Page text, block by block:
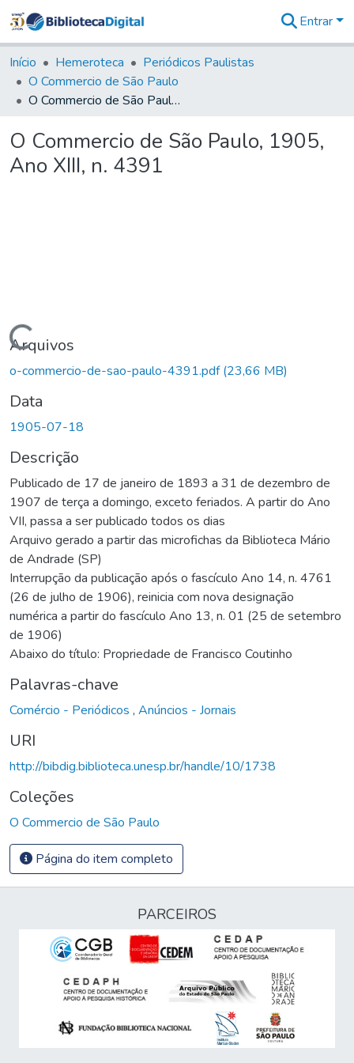
&
Coleções
Tudo na
Biblioteca
Estatísticas
Entrar
Início Hemeroteca
Periódicos Paulistas
O Commercio de São Paulo
O Commercio de São Paulo, 1905, Ano XIII, n. 4391
O Commercio de São Paulo, 1905,
Ano XIII, n. 4391
Carregando...
Arquivos
o-commercio-de-sao-paulo-4391.pdf(23,66 MB)
Data
1905-07-18
Descrição
Publicado de 17 de janeiro de 1893 a 31 de dezembro de
1907 de terça a domingo, exceto feriados. A partir do Ano
VII, passa a ser publicado todos os dias
Arquivo gerado a partir das microfichas da Biblioteca Mário
de Andrade (SP)
Interrupção da publicação após o fascículo Ano 14, n. 4761
(26 de julho de 1906), reinicia com nova designação
numérica a partir do fascículo Ano 13, n. 01 (25 de setembro
de 1906)
Abaixo do título: Propriedade de Francisco Coutinho
Palavras-chave
Comércio - Periódicos , Anúncios - Jornais
URI
http://bibdig.biblioteca.unesp.br/handle/10/1738
Coleções
O Commercio de São Paulo
Página do item completo
PARCEIROS